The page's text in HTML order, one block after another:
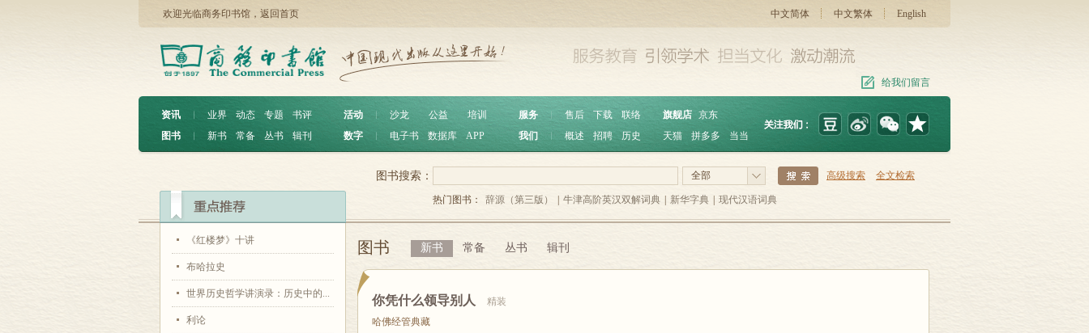
欢迎光临商务印书馆， 返回首页 中文简体 中文繁体 English
给我们留言
资讯 ︱ 业界 动态 专题
书评
图书
︱ 新书 常备 丛书 辑刊
活动 沙龙 公益
培训
数字
电子书 数据库 APP
服务 ︱ 售后 下载
联络
我们
概述 招聘 历史
旗舰店 京东
天猫
拼多多 当当
《红楼梦》十讲
布哈拉史
世界历史哲学讲演录：历史中的...
利论
全部 高级搜索 全文检索
图书搜索：
热门图书： 辞源（第三版） 牛津高阶英汉双解词典 新华字典 现代汉语词典
图书 新书 常备 丛书 辑刊
你凭什么领导别人
精装
哈佛经管典藏